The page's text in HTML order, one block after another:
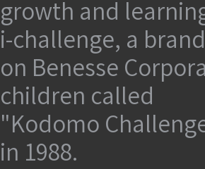
growth and
i-challenge, a
on Benesse
children called
"Kodomo
in 1988.